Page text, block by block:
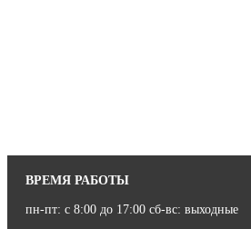
ВРЕМЯ РАБОТЫ
пн-пт: с 8:00 до 17:00 сб-вс: выходные